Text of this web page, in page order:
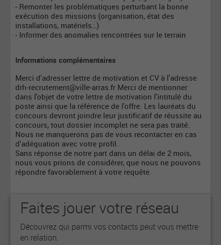
- Remonter les problématiques perturbant la bonne
exécution des missions (organisation, état des
installations, matériels…)
- Informer des anomalies rencontrées sur le terrain
Informations complémentaires
Merci d'adresser lettre de motivation et CV à l'adresse
drh-recrutement@ville-arras.fr Merci de mentionner
dans l'objet de votre lettre de motivation l'intitulé du
poste ainsi que la référence de l'offre. Les lauréats du
concours devront joindre leur justificatif de réussite au
concours, tout dossier incomplet ne sera pas traité.
Nous ne manquerons pas de vous recontacter en cas
d'adéquation avec votre profil.
Sans réponse de notre part dans un délai de 2 mois,
nous vous prions de considérer, que nous ne pouvons
répondre favorablement à votre requête.
Faites jouer votre réseau
Découvrez qui parmi vos contacts peut vous mettre
en relation.